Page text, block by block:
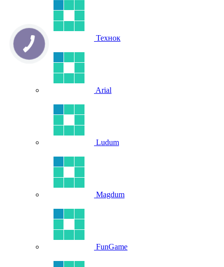
Технок
Arial
Ludum
Magdum
FunGame